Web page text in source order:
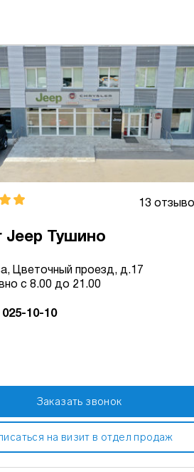
13
Jeep Тушино
Цветочный проезд, д.17
с 8.00 до 21.00
025-10-10
Заказать звонок
на визит в отдел продаж